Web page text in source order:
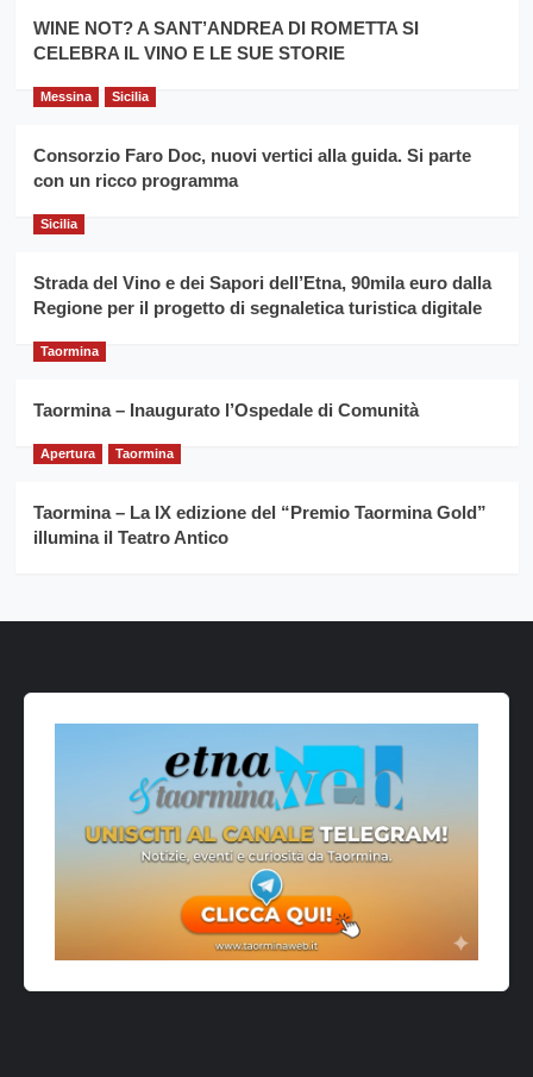
la
filiera
grano
per
il
anno
Franco
Caruso
WINE NOT? A SANT’ANDREA DI ROMETTA SI
CELEBRA IL VINO E LE SUE STORIE
Messina Sicilia
Consorzio Faro Doc, nuovi vertici alla guida. Si parte
con un ricco programma
Sicilia
Strada del Vino e dei Sapori dell’Etna, 90mila euro dalla
Regione per il progetto di segnaletica turistica digitale
Taormina
Taormina – Inaugurato l’Ospedale di Comunità
Apertura Taormina
Taormina – La IX edizione del “Premio Taormina Gold”
illumina il Teatro Antico